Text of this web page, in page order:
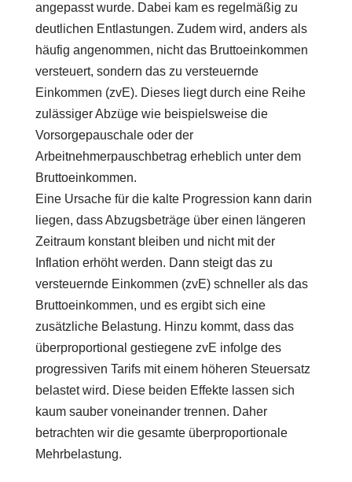
angepasst wurde. Dabei kam es regelmäßig zu
deutlichen Entlastungen. Zudem wird, anders als
häufig angenommen, nicht das Bruttoeinkommen
versteuert, sondern das zu versteuernde
Einkommen (zvE). Dieses liegt durch eine Reihe
zulässiger Abzüge wie beispielsweise die
Vorsorgepauschale oder der
Arbeitnehmerpauschbetrag erheblich unter dem
Bruttoeinkommen.
Eine Ursache für die kalte Progression kann darin
liegen, dass Abzugsbeträge über einen längeren
Zeitraum konstant bleiben und nicht mit der
Inflation erhöht werden. Dann steigt das zu
versteuernde Einkommen (zvE) schneller als das
Bruttoeinkommen, und es ergibt sich eine
zusätzliche Belastung. Hinzu kommt, dass das
überproportional gestiegene zvE infolge des
progressiven Tarifs mit einem höheren Steuersatz
belastet wird. Diese beiden Effekte lassen sich
kaum sauber voneinander trennen. Daher
betrachten wir die gesamte überproportionale
Mehrbelastung.